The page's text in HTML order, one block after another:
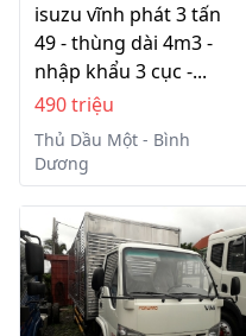
isuzu vĩnh phát 3 tấn
49 - thùng dài 4m3 -
nhập khẩu 3 cục -...
490 triệu
Thủ Dầu Một - Bình
Dương